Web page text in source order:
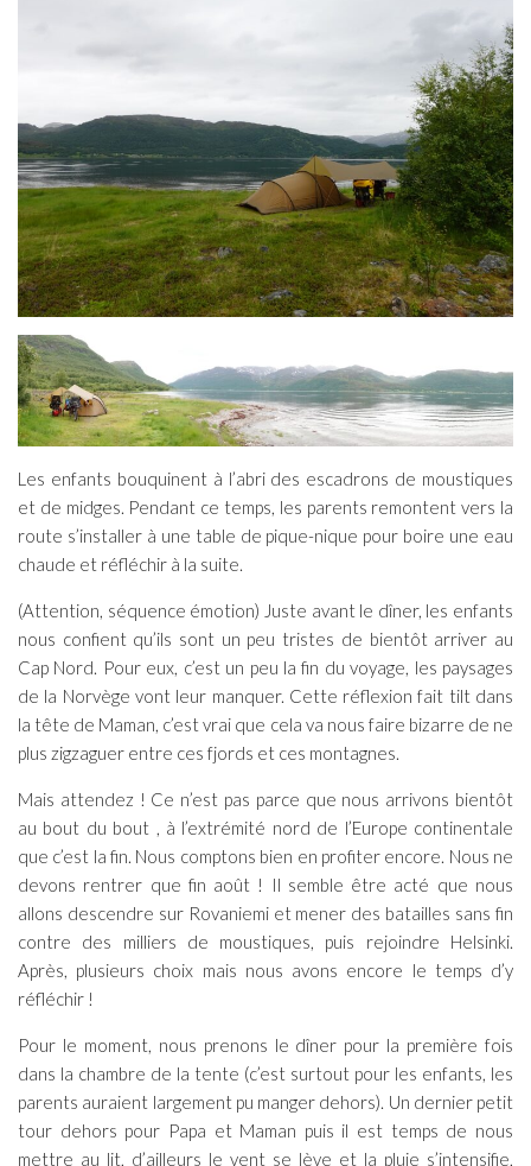
Les enfants bouquinent à l’abri des escadrons de moustiques
et de midges. Pendant ce temps, les parents remontent vers la
route s’installer à une table de pique-nique pour boire une eau
chaude et réfléchir à la suite.
(Attention, séquence émotion) Juste avant le dîner, les enfants
nous confient qu’ils sont un peu tristes de bientôt arriver au
Cap Nord. Pour eux, c’est un peu la fin du voyage, les paysages
de la Norvège vont leur manquer. Cette réflexion fait tilt dans
la tête de Maman, c’est vrai que cela va nous faire bizarre de ne
plus zigzaguer entre ces fjords et ces montagnes.
Mais attendez ! Ce n’est pas parce que nous arrivons bientôt
au bout du bout , à l’extrémité nord de l’Europe continentale
que c’est la fin. Nous comptons bien en profiter encore. Nous ne
devons rentrer que fin août ! Il semble être acté que nous
allons descendre sur Rovaniemi et mener des batailles sans fin
contre des milliers de moustiques, puis rejoindre Helsinki.
Après, plusieurs choix mais nous avons encore le temps d’y
réfléchir !
Pour le moment, nous prenons le dîner pour la première fois
dans la chambre de la tente (c’est surtout pour les enfants, les
parents auraient largement pu manger dehors). Un dernier petit
tour dehors pour Papa et Maman puis il est temps de nous
mettre au lit, d’ailleurs le vent se lève et la pluie s’intensifie,